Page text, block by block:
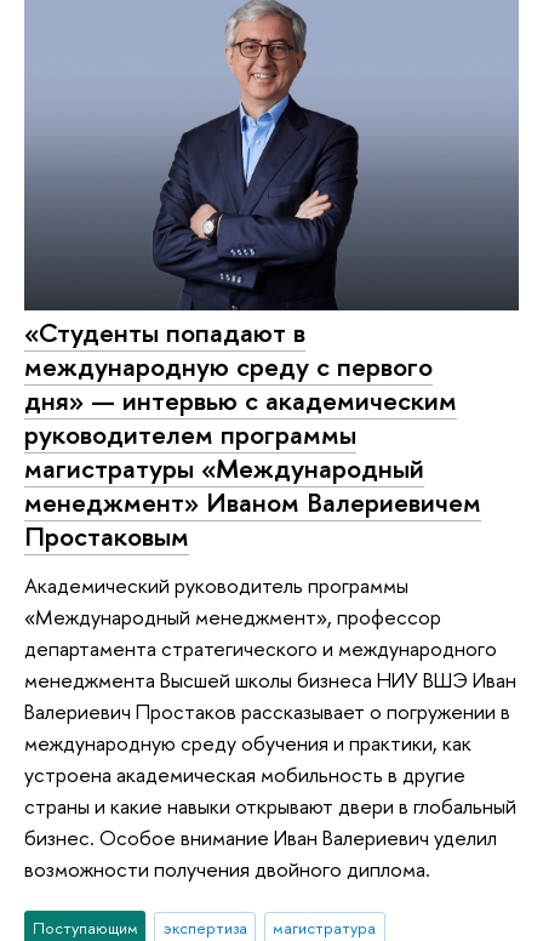
«Студенты попадают в
международную среду с первого
дня» — интервью с академическим
руководителем программы
магистратуры «Международный
менеджмент» Иваном Валериевичем
Простаковым
Академический руководитель программы
«Международный менеджмент», профессор
департамента стратегического и международного
менеджмента Высшей школы бизнеса НИУ ВШЭ Иван
Валериевич Простаков рассказывает о погружении в
международную среду обучения и практики, как
устроена академическая мобильность в другие
страны и какие навыки открывают двери в глобальный
бизнес. Особое внимание Иван Валериевич уделил
возможности получения двойного диплома.
Поступающим экспертиза
магистратура